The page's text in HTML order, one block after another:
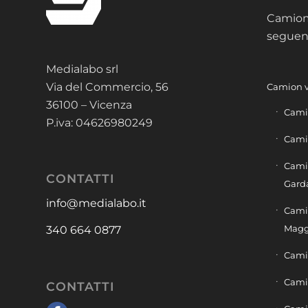
Medialabo srl
Via del Commercio, 56
36100 – Vicenza
P.iva: 04626980249
CONTATTI
info@medialabo.it
340 664 0877
CONTATTI
Camion